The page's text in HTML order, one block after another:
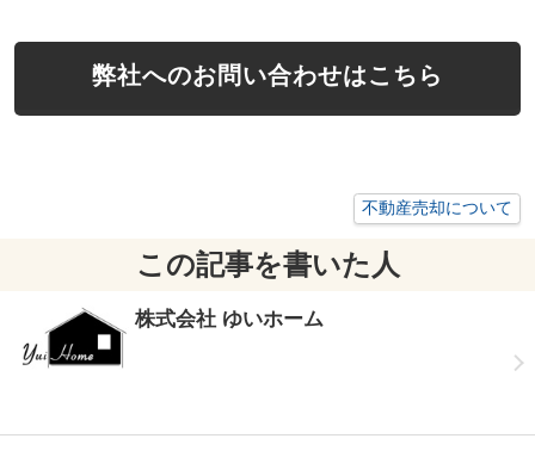
弊社へのお問い合わせはこちら
不動産売却について
この記事を書いた人
株式会社 ゆいホーム